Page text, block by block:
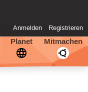
Anmelden Registrieren
Planet Mitmachen